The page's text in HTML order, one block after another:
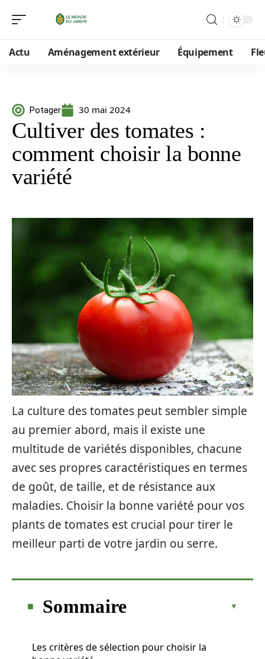
Actu Aménagement extérieur Équipement
Potager 30 mai 2024
Cultiver des tomates :
comment choisir la bonne
variété
La culture des tomates peut sembler simple
au premier abord, mais il existe une
multitude de variétés disponibles, chacune
avec ses propres caractéristiques en termes
de goût, de taille, et de résistance aux
maladies. Choisir la bonne variété pour vos
plants de tomates est crucial pour tirer le
meilleur parti de votre jardin ou serre.
Sommaire
Les critères de sélection pour choisir la